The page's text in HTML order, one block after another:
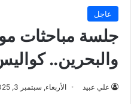
عاجل
جلسة مباحثات
والبحرين..
علي عبيد الأربعاء, سبتمبر 3, 2025 2:33 م